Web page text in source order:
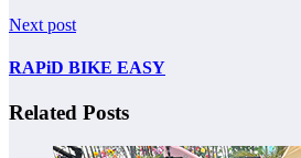
Next post
RAPiD BIKE EASY
Related Posts